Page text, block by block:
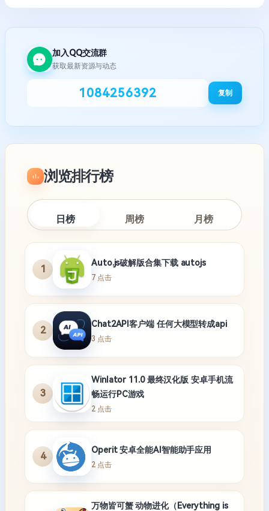
加入QQ交流群
获取最新资源与动态
1084256392 复制
浏览排行榜
日榜 周榜 月榜
1
Auto.js破解版合集下载 autojs
7 点击
2
Chat2API客户端 任何大模型转成api
3 点击
3
Winlator 11.0 最终汉化版 安卓手机流
畅运行PC游戏
2 点击
4
Operit 安卓全能AI智能助手应用
2 点击
万物皆可蟹 动物进化（Everything is